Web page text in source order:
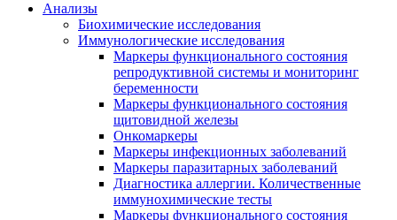
Анализы
Биохимические исследования
Иммунологические исследования
Маркеры функционального состояния
репродуктивной системы и мониторинг
беременности
Маркеры функционального состояния
щитовидной железы
Онкомаркеры
Маркеры инфекционных заболеваний
Маркеры паразитарных заболеваний
Диагностика аллергии. Количественные
иммунохимические тесты
Маркеры функционального состояния